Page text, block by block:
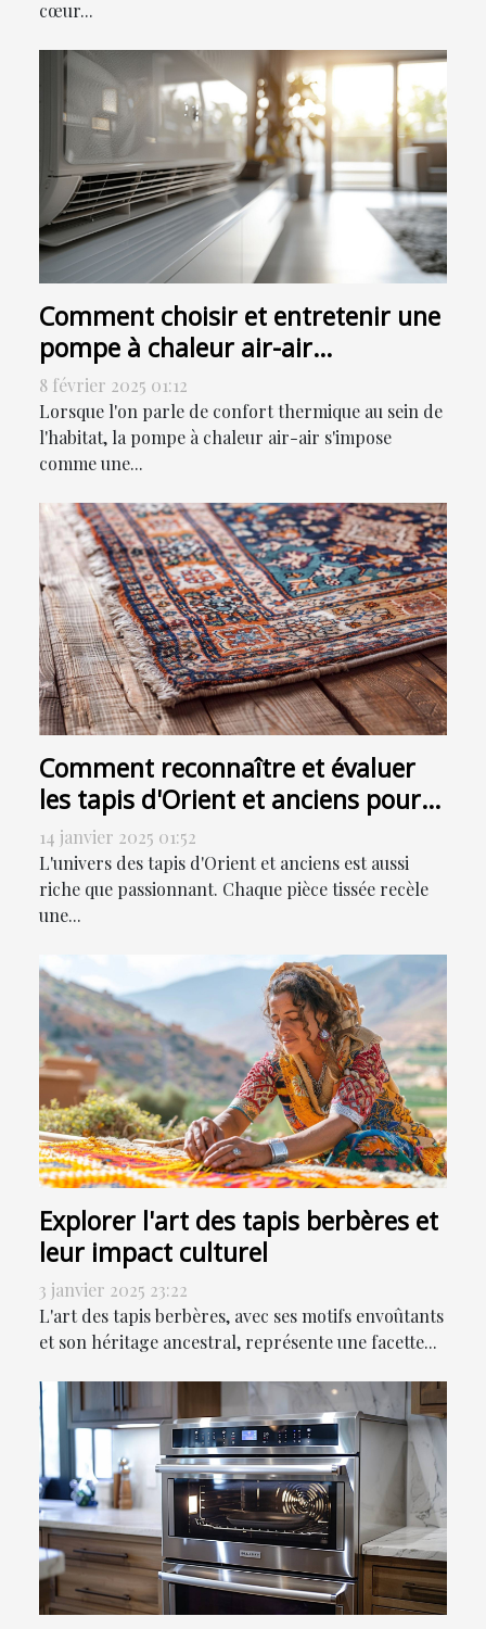
cœur...
Comment choisir et entretenir une
pompe à chaleur air-air
efficacement
8 février 2025 01:12
Lorsque l'on parle de confort thermique au sein de
l'habitat, la pompe à chaleur air-air s'impose
comme une...
Comment reconnaître et évaluer
les tapis d'Orient et anciens pour
la vente
14 janvier 2025 01:52
L'univers des tapis d'Orient et anciens est aussi
riche que passionnant. Chaque pièce tissée recèle
une...
Explorer l'art des tapis berbères et
leur impact culturel
3 janvier 2025 23:22
L'art des tapis berbères, avec ses motifs envoûtants
et son héritage ancestral, représente une facette...